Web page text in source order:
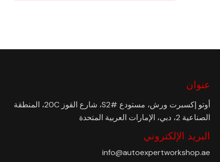
عنوان
أوتو إكسبرت ورش، مستودع #S2، شارع القوز 20C، المنطقة
الصناعية 2، دبي، الإمارات العربية المتحدة
البريد الإلكتروني
info@autoexpertworkshop.ae